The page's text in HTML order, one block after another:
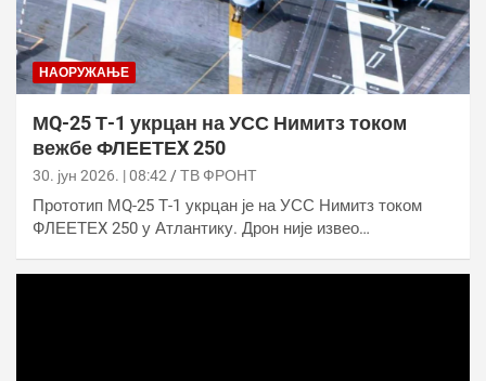
НАОРУЖАЊЕ
МQ-25 Т-1 укрцан на УСС Нимитз током
вежбе ФЛЕЕТЕX 250
30. јун 2026. | 08:42 ТВ ФРОНТ
Прототип МQ-25 Т-1 укрцан је на УСС Нимитз током
ФЛЕЕТЕX 250 у Атлантику. Дрон није извео…